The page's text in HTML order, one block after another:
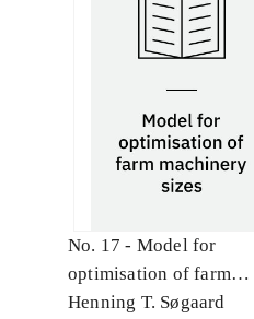
No. 17 - Model for
optimisation of farm
machinery sizes
Henning T. Søgaard